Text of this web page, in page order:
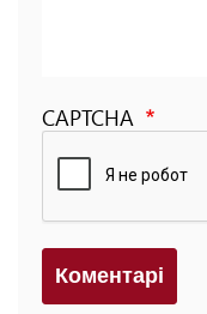
CAPTCHA
Коментарi